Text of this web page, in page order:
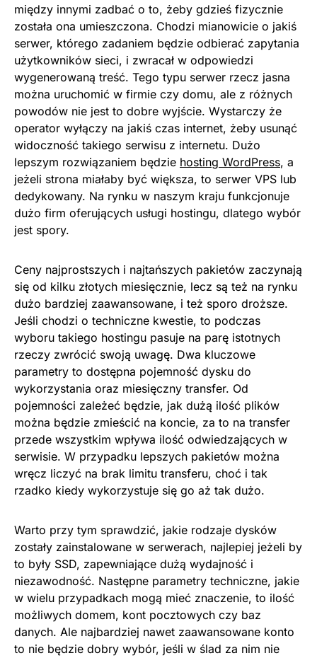
między innymi zadbać o to, żeby gdzieś fizycznie
została ona umieszczona. Chodzi mianowicie o jakiś
serwer, którego zadaniem będzie odbierać zapytania
użytkowników sieci, i zwracał w odpowiedzi
wygenerowaną treść. Tego typu serwer rzecz jasna
można uruchomić w firmie czy domu, ale z różnych
powodów nie jest to dobre wyjście. Wystarczy że
operator wyłączy na jakiś czas internet, żeby usunąć
widoczność takiego serwisu z internetu. Dużo
lepszym rozwiązaniem będzie hosting WordPress, a
jeżeli strona miałaby być większa, to serwer VPS lub
dedykowany. Na rynku w naszym kraju funkcjonuje
dużo firm oferujących usługi hostingu, dlatego wybór
jest spory.
Ceny najprostszych i najtańszych pakietów zaczynają
się od kilku złotych miesięcznie, lecz są też na rynku
dużo bardziej zaawansowane, i też sporo droższe.
Jeśli chodzi o techniczne kwestie, to podczas
wyboru takiego hostingu pasuje na parę istotnych
rzeczy zwrócić swoją uwagę. Dwa kluczowe
parametry to dostępna pojemność dysku do
wykorzystania oraz miesięczny transfer. Od
pojemności zależeć będzie, jak dużą ilość plików
można będzie zmieścić na koncie, za to na transfer
przede wszystkim wpływa ilość odwiedzających w
serwisie. W przypadku lepszych pakietów można
wręcz liczyć na brak limitu transferu, choć i tak
rzadko kiedy wykorzystuje się go aż tak dużo.
Warto przy tym sprawdzić, jakie rodzaje dysków
zostały zainstalowane w serwerach, najlepiej jeżeli by
to były SSD, zapewniające dużą wydajność i
niezawodność. Następne parametry techniczne, jakie
w wielu przypadkach mogą mieć znaczenie, to ilość
możliwych domem, kont pocztowych czy baz
danych. Ale najbardziej nawet zaawansowane konto
to nie będzie dobry wybór, jeśli w ślad za nim nie